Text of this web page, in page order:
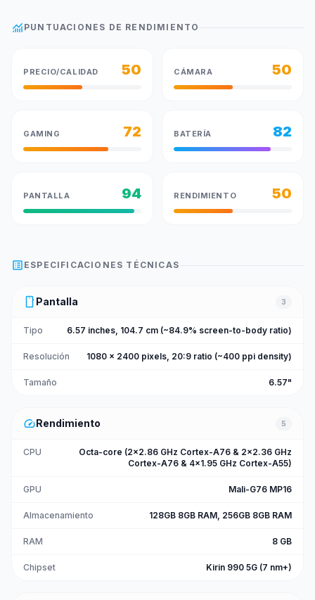
monitoring PUNTUACIONES DE RENDIMIENTO
PRECIO/CALIDAD 50 CÁMARA 50
GAMING 72 BATERÍA 82
PANTALLA 94 RENDIMIENTO 50
list_alt ESPECIFICACIONES TÉCNICAS
smartphone Pantalla 3
Tipo 6.57 inches, 104.7 cm (~84.9% screen-to-body ratio)
Resolución 1080 x 2400 pixels, 20:9 ratio (~400 ppi density)
Tamaño 6.57"
speedRendimiento 5
CPU
Octa-core (2x2.86 GHz Cortex-A76 & 2x2.36 GHz
Cortex-A76 & 4x1.95 GHz Cortex-A55)
GPU Mali-G76 MP16
Almacenamiento 128GB 8GB RAM, 256GB 8GB RAM
RAM 8 GB
Chipset Kirin 990 5G (7 nm+)